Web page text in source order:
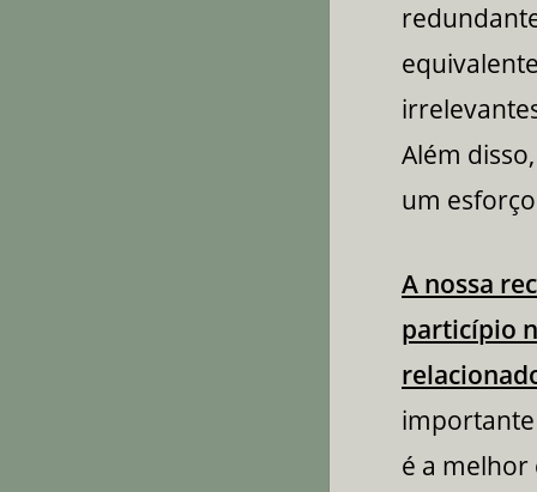
Além
um
A nossa
particípio
importante
é a melhor